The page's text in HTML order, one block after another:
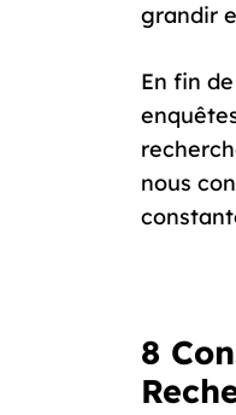
grandir
En fin
nous
8